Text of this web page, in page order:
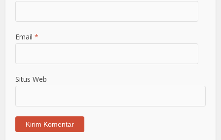
Email*
Situs Web